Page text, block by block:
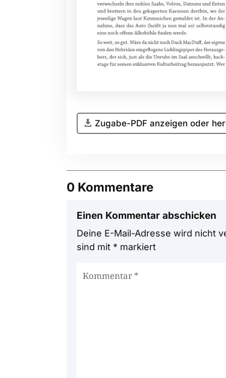
Zugabe-PDF anzeigen oder
0 Kommentare
Einen Kommentar abschicken
Deine E-Mail-Adresse wird nicht
sind mit * markiert